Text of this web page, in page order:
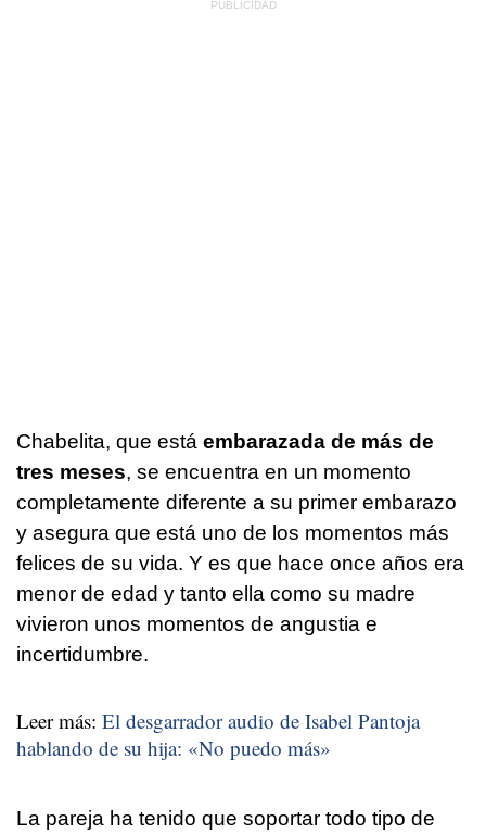
Chabelita, que está embarazada de más de
tres meses, se encuentra en un momento
completamente diferente a su primer embarazo
y asegura que está uno de los momentos más
felices de su vida. Y es que hace once años era
menor de edad y tanto ella como su madre
vivieron unos momentos de angustia e
incertidumbre.
Leer más: El desgarrador audio de Isabel Pantoja
hablando de su hija: «No puedo más»
La pareja ha tenido que soportar todo tipo de